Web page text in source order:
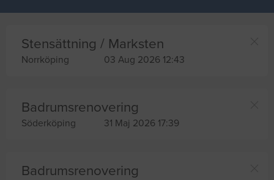
Stensättning / Marksten
Norrköping 03 Aug 2026 12:43
Badrumsrenovering
Söderköping 31 Maj 2026 17:39
Badrumsrenovering